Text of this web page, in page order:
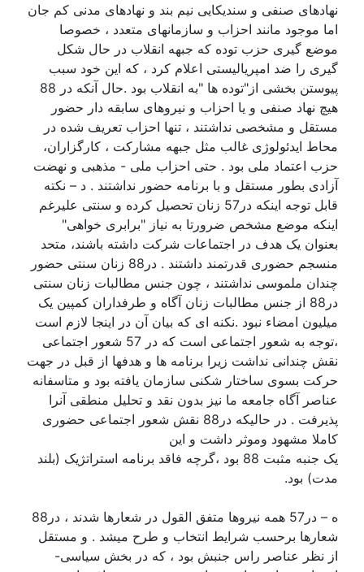
نهادهای صنفی و سندیکایی نیم بند و نهادهای مدنی کم جان
اما موجود مانند احزاب و سازمانهای متعدد ، خصوصا
موضع گیری حزب توده که جبهه انقلاب در حال شکل
گیری را ضد امپریالیستی اعلام کرد ، که این خود سبب
پیوستن بخشی از"توده ها "به انقلاب بود .حال آنکه در 88
هیچ نهاد صنفی و یا احزاب و نیروهای سابقه دار حضور
مستقل و مشخصی نداشتند ، تنها احزاب تعریف شده در
محاط ایدئولوژی غالب مثل جبهه مشارکت ، کارگزاران،
حزب اعتماد ملی بود . حتی احزاب ملی - مذهبی و نهضت
آزادی بطور مستقل و با برنامه حضور نداشتند . د – نکته
قابل توجه اینکه در57 زنان تحصیل کرده و سنتی علیرغم
اینکه موضع مشخص ضرورتا به نیاز "برابری خواهی"
بعنوان یک هدف در اجتماعات شرکت داشته باشند، متحد
منسجم حضوری قدرتمند داشتند . در88 زنان سنتی حضور
چندان ملموسی نداشتند ، چون جنس مطالبات زنان سنتی
در88 از جنس مطالبات زنان آگاه و طرفداران کمپین یک
میلیون امضاء نبود .نکنه ای که بیان آن در اینجا لازم است
،توجه به شعور اجتماعی است که در 57 شعور اجتماعی
نقش چندانی نداشت زیرا برنامه ها و هدفها از قبل در جهت
حرکت بسوی ساختار شکنی سازمان یافته بود و متاسفانه
عناصر آگاه جامعه ما نیز بدون نقد و تحلیل منطقی آنرا
پذیرفت . در حالیکه در88 نقش شعور اجتماعی حضوری
کاملا مشهود وموثر داشت و این
یک جنبه مثبت 88 بود ،گرچه فاقد برنامه استراتژیک (بلند
مدت) بود.
ه – در57 همه نیروها متفق القول در شعارها شدند ، در88
شعارها برحسب شرایط انتخاب و طرح میشد . و مستقل
از نظر عناصر راس جنبش بود ، که در بخش سیاسی-